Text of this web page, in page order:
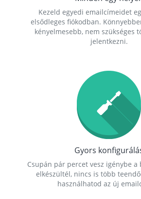
Kezeld egyedi emailcímeidet
elsődleges fiókodban.
kényelmesebb, nem szükséges
jelentkezni.
Gyors
Csupán pár percet vesz igénybe a
elkészültél, nincs is több
használhatod az új